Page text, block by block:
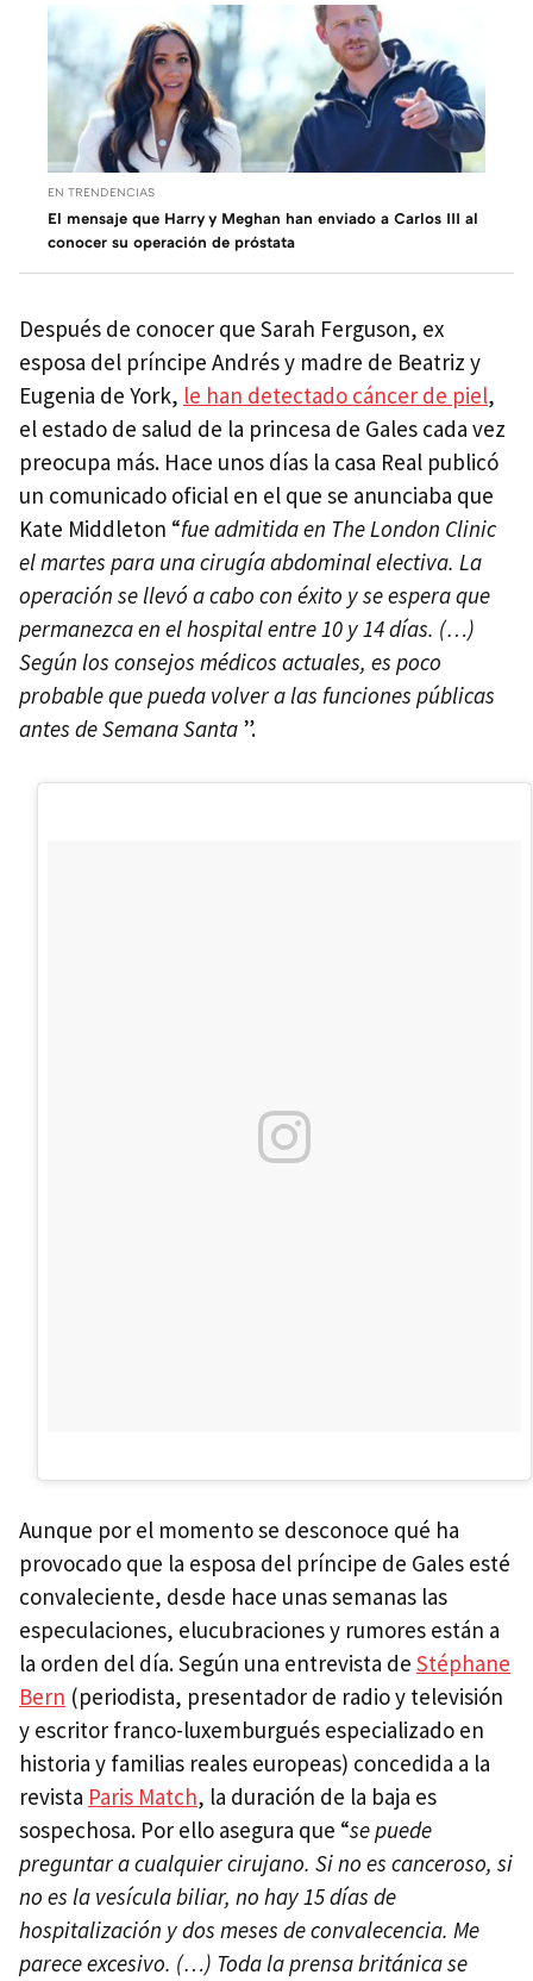
EN TRENDENCIAS
El mensaje que Harry y Meghan han enviado a Carlos III al
conocer su operación de próstata
Después de conocer que Sarah Ferguson, ex
esposa del príncipe Andrés y madre de Beatriz y
Eugenia de York, le han detectado cáncer de piel,
el estado de salud de la princesa de Gales cada vez
preocupa más. Hace unos días la casa Real publicó
un comunicado oficial en el que se anunciaba que
Kate Middleton “fue admitida en The London Clinic
el martes para una cirugía abdominal electiva. La
operación se llevó a cabo con éxito y se espera que
permanezca en el hospital entre 10 y 14 días. (…)
Según los consejos médicos actuales, es poco
probable que pueda volver a las funciones públicas
antes de Semana Santa ”.
Aunque por el momento se desconoce qué ha
provocado que la esposa del príncipe de Gales esté
convaleciente, desde hace unas semanas las
especulaciones, elucubraciones y rumores están a
la orden del día. Según una entrevista de Stéphane
Bern (periodista, presentador de radio y televisión
y escritor franco-luxemburgués especializado en
historia y familias reales europeas) concedida a la
revista Paris Match, la duración de la baja es
sospechosa. Por ello asegura que “se puede
preguntar a cualquier cirujano. Si no es canceroso, si
no es la vesícula biliar, no hay 15 días de
hospitalización y dos meses de convalecencia. Me
parece excesivo. (…) Toda la prensa británica se